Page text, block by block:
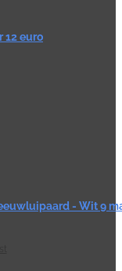
12 euro
- Wit 9